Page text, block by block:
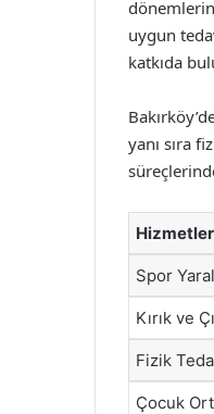
uygun
katkıda
yanı sıra
Hizmetler
Spor
Kırık ve
Fizik
Çocuk